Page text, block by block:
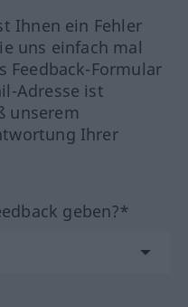
Ihnen ein Fehler
uns einfach mal
Feedback-Formular
Adresse ist
unserem
Ihrer
geben?*